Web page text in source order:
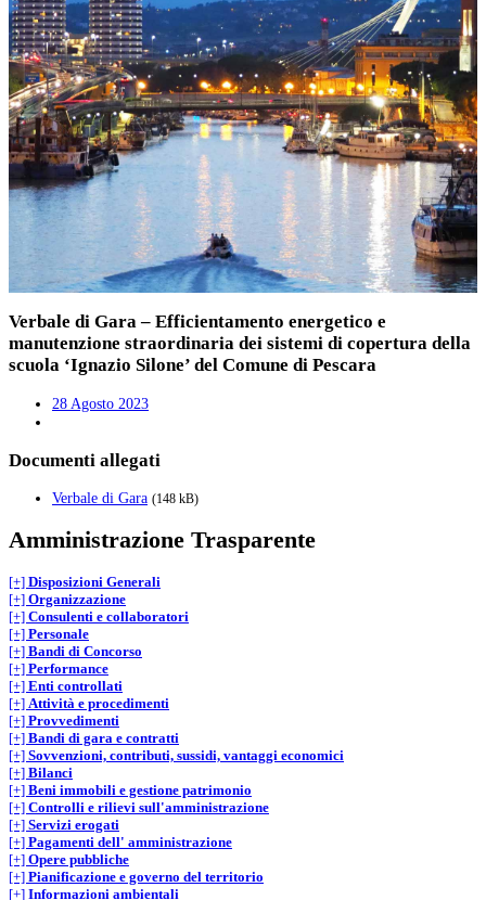
Verbale di Gara – Efficientamento energetico e
manutenzione straordinaria dei sistemi di copertura della
scuola ‘Ignazio Silone’ del Comune di Pescara
28 Agosto 2023
Documenti allegati
Verbale di Gara (148 kB)
Amministrazione Trasparente
[+] Disposizioni Generali
[+] Organizzazione
[+] Consulenti e collaboratori
[+] Personale
[+] Bandi di Concorso
[+] Performance
[+] Enti controllati
[+] Attività e procedimenti
[+] Provvedimenti
[+] Bandi di gara e contratti
[+] Sovvenzioni, contributi, sussidi, vantaggi economici
[+] Bilanci
[+] Beni immobili e gestione patrimonio
[+] Controlli e rilievi sull'amministrazione
[+] Servizi erogati
[+] Pagamenti dell' amministrazione
[+] Opere pubbliche
[+] Pianificazione e governo del territorio
[+] Informazioni ambientali